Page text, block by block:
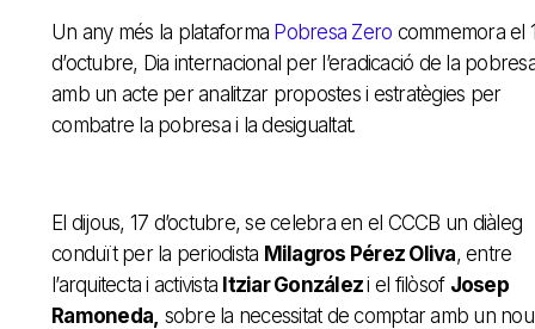
Un any més la plataforma Pobresa Zero commemora el
d’octubre, Dia internacional per l’eradicació de la
amb un acte per analitzar propostes i estratègies per
combatre la pobresa i la desigualtat.
El dijous, 17 d’octubre, se celebra en el CCCB un diàleg
conduït per la periodista Milagros Pérez Oliva, entre
l’arquitecta i activista Itziar Gonzálezi el filòsof Josep
Ramoneda, sobre la necessitat de comptar amb un nou